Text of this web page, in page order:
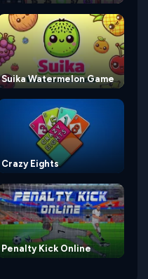
Suika Watermelon Game
Crazy Eights
Penalty Kick Online